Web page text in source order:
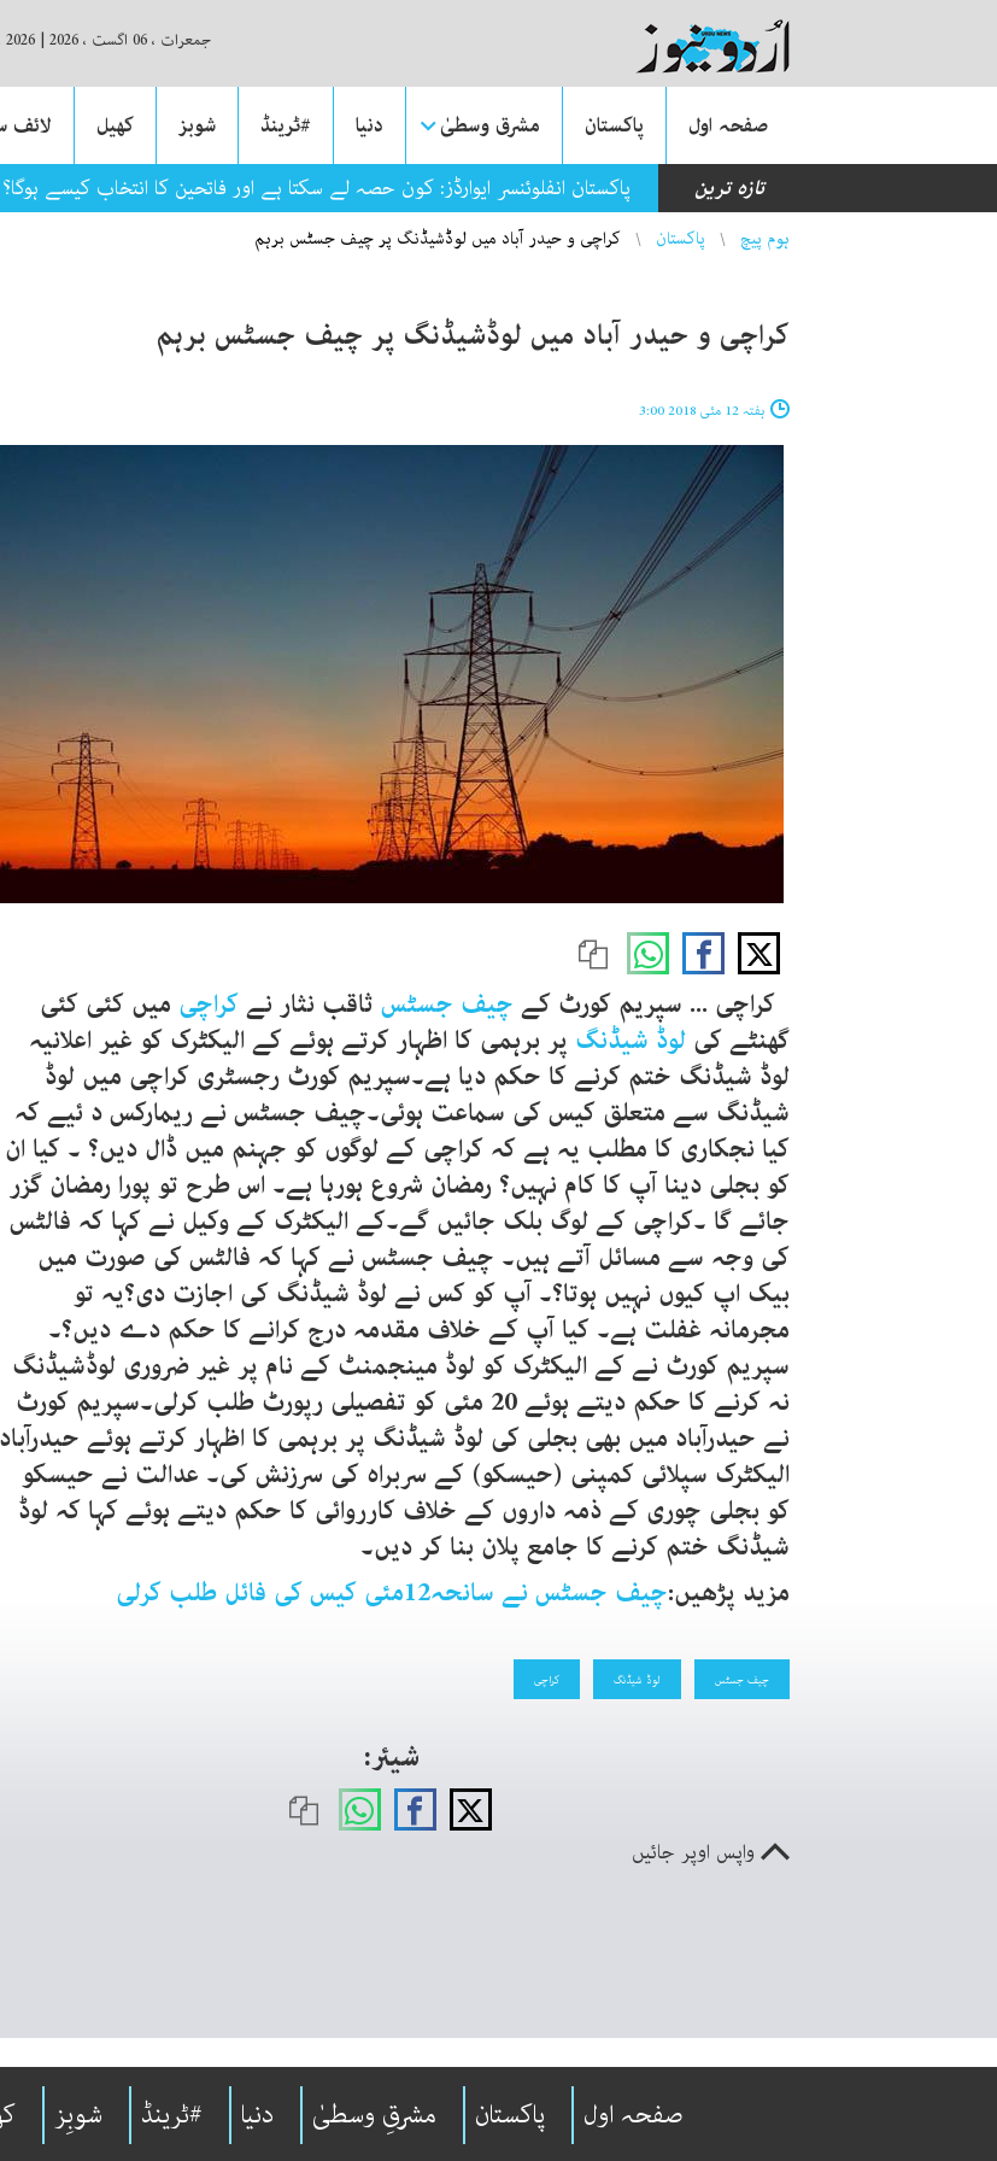
جمعرات ، 06 اگست ، 2026 |
صفحہ اول پاکستان مشرق وسطیٰ دنیا #ٹرینڈ شوبز کھیل لائف
تازہ ترین
پاکستان انفلوئنسر ایوارڈز: کون حصہ لے سکتا ہے اور فاتحین کا انتخاب کیسے ہوگا؟
You are here
ہوم پیچ پاکستان کراچی و حیدر آباد میں لوڈشیڈنگ پر چیف جسٹس برہم
کراچی و حیدر آباد میں لوڈشیڈنگ پر چیف جسٹس برہم
ہفتہ 12 مئی 2018 3:00
کراچی ... سپریم کورٹ کے چیف جسٹس ثاقب نثار نے کراچی میں کئی کئی
گھنٹے کی لوڈ شیڈنگ پر برہمی کا اظہار کرتے ہوئے کے الیکٹرک کو غیر اعلانیہ
لوڈ شیڈنگ ختم کرنے کا حکم دیا ہے۔سپریم کورٹ رجسٹری کراچی میں لوڈ
شیڈنگ سے متعلق کیس کی سماعت ہوئی۔چیف جسٹس نے ریمارکس د ئیے کہ
کیا نجکاری کا مطلب یہ ہے کہ کراچی کے لوگوں کو جہنم میں ڈال دیں؟ ۔ کیا ان
کو بجلی دینا آپ کا کام نہیں؟ رمضان شروع ہورہا ہے۔ اس طرح تو پورا رمضان گزر
جائے گا ۔کراچی کے لوگ بلک جائیں گے۔کے الیکٹرک کے وکیل نے کہا کہ فالٹس
کی وجہ سے مسائل آتے ہیں۔ چیف جسٹس نے کہا کہ فالٹس کی صورت میں
بیک اپ کیوں نہیں ہوتا؟۔ آپ کو کس نے لوڈ شیڈنگ کی اجازت دی؟یہ تو
مجرمانہ غفلت ہے۔ کیا آپ کے خلاف مقدمہ درج کرانے کا حکم دے دیں؟۔
سپریم کورٹ نے کے الیکٹرک کو لوڈ مینجمنٹ کے نام پر غیر ضروری لوڈشیڈنگ
نہ کرنے کا حکم دیتے ہوئے 20 مئی کو تفصیلی رپورٹ طلب کرلی۔سپریم کورٹ
نے حیدرآباد میں بھی بجلی کی لوڈ شیڈنگ پر برہمی کا اظہار کرتے ہوئے حیدرآباد
الیکٹرک سپلائی کمپنی (حیسکو) کے سربراہ کی سرزنش کی۔ عدالت نے حیسکو
کو بجلی چوری کے ذمہ داروں کے خلاف کارروائی کا حکم دیتے ہوئے کہا کہ لوڈ
شیڈنگ ختم کرنے کا جامع پلان بنا کر دیں۔
مزید پڑھیں:چیف جسٹس نے سانحہ12مئی کیس کی فائل طلب کرلی
چیف جسٹس لوڈ شیڈنگ کراچی
شیئر:
واپس اوپر جائیں
صفحہ اول پاکستان مشرقِ وسطیٰ دنیا #ٹرینڈ شوبِز